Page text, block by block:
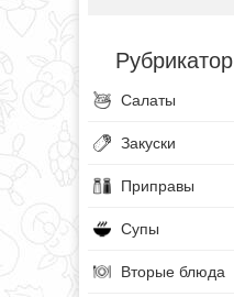
Рубрикатор
Салаты
Закуски
Приправы
Супы
Вторые блюда